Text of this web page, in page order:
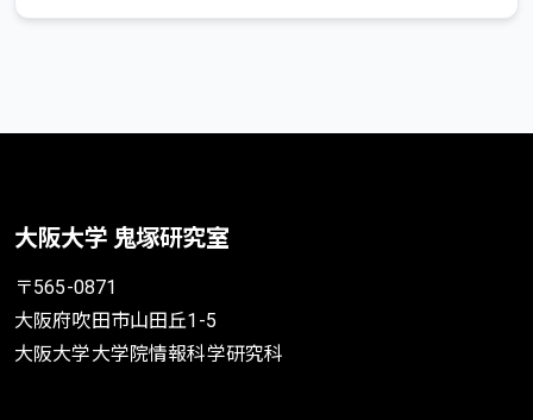
Competing LLM Agents
2024年11月
BibTeX
大阪大学 鬼塚研究室
〒565-0871
大阪府吹田市山田丘1-5
大阪大学大学院情報科学研究科